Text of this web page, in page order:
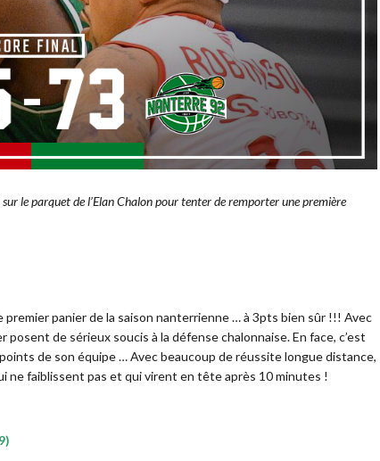
le parquet de l’Elan Chalon pour tenter de remporter une première
premier panier de la saison nanterrienne … à 3pts bien sûr !!! Avec
de sérieux soucis à la défense chalonnaise. En face, c’est
de son équipe … Avec beaucoup de réussite longue distance,
ne faiblissent pas et qui virent en tête après 10 minutes !